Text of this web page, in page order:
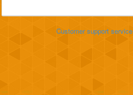
Customer support service